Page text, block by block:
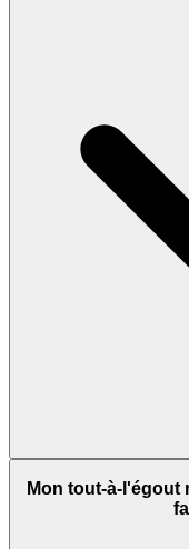
Mon tout-à-l'égout